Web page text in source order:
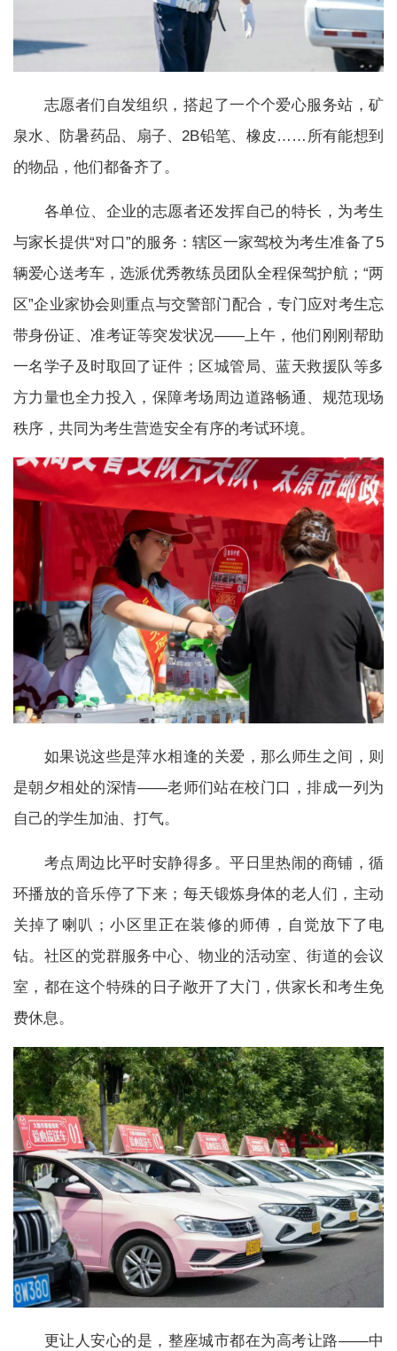
志愿者们自发组织，搭起了一个个爱心服务站，矿
泉水、防暑药品、扇子、2B铅笔、橡皮……所有能想到
的物品，他们都备齐了。
各单位、企业的志愿者还发挥自己的特长，为考生
与家长提供“对口”的服务：辖区一家驾校为考生准备了5
辆爱心送考车，选派优秀教练员团队全程保驾护航；“两
区”企业家协会则重点与交警部门配合，专门应对考生忘
带身份证、准考证等突发状况——上午，他们刚刚帮助
一名学子及时取回了证件；区城管局、蓝天救援队等多
方力量也全力投入，保障考场周边道路畅通、规范现场
秩序，共同为考生营造安全有序的考试环境。
如果说这些是萍水相逢的关爱，那么师生之间，则
是朝夕相处的深情——老师们站在校门口，排成一列为
自己的学生加油、打气。
考点周边比平时安静得多。平日里热闹的商铺，循
环播放的音乐停了下来；每天锻炼身体的老人们，主动
关掉了喇叭；小区里正在装修的师傅，自觉放下了电
钻。社区的党群服务中心、物业的活动室、街道的会议
室，都在这个特殊的日子敞开了大门，供家长和考生免
费休息。
更让人安心的是，整座城市都在为高考让路——中